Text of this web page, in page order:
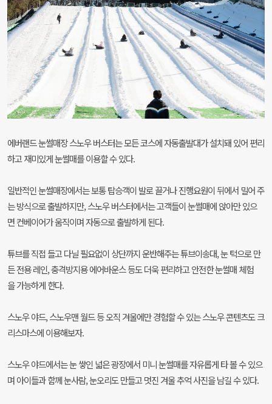
에버랜드 눈썰매장 스노우 버스터는 모든 코스에 자동출발대가 설치돼 있어 편리
하고 재미있게 눈썰매를 이용할 수 있다.
일반적인 눈썰매장에서는 보통 탑승객이 발로 끌거나 진행요원이 뒤에서 밀어 주
는 방식으로 출발하지만, 스노우 버스터에서는 고객들이 눈썰매에 앉아만 있으
면 컨베이어가 움직이며 자동으로 출발하게 된다.
튜브를 직접 들고 다닐 필요없이 상단까지 운반해주는 튜브이송대, 눈 턱으로 만
든 전용 레인, 충격방지용 에어바운스 등도 더욱 편리하고 안전한 눈썰매 체험
을 가능하게 한다.
스노우 야드, 스노우맨 월드 등 오직 겨울에만 경험할 수 있는 스노우 콘텐츠도 크
리스마스에 이용해보자.
스노우 야드에서는 눈 쌓인 넓은 광장에서 미니 눈썰매를 자유롭게 타 볼 수 있으
며 아이들과 함께 눈사람, 눈오리도 만들고 멋진 겨울 추억 사진을 남길 수 있다.